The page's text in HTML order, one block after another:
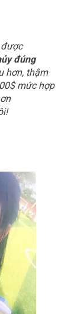
đúng
hơn, thậm
mức hợp